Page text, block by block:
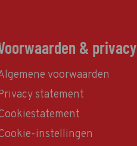
& privacy
voorwaarden
statement
instellingen